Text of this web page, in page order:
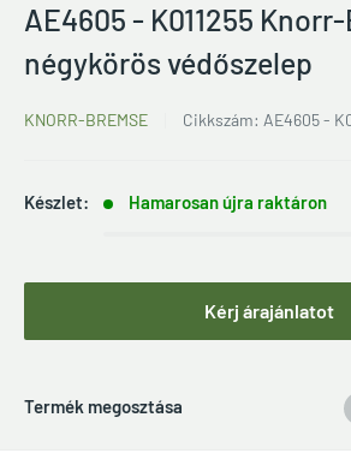
AE4605 - K011255
négykörös védőszelep
KNORR-BREMSE Cikkszám: AE4605 -
Készlet: Hamarosan újra raktáron
Kérj árajánlatot
Termék megosztása